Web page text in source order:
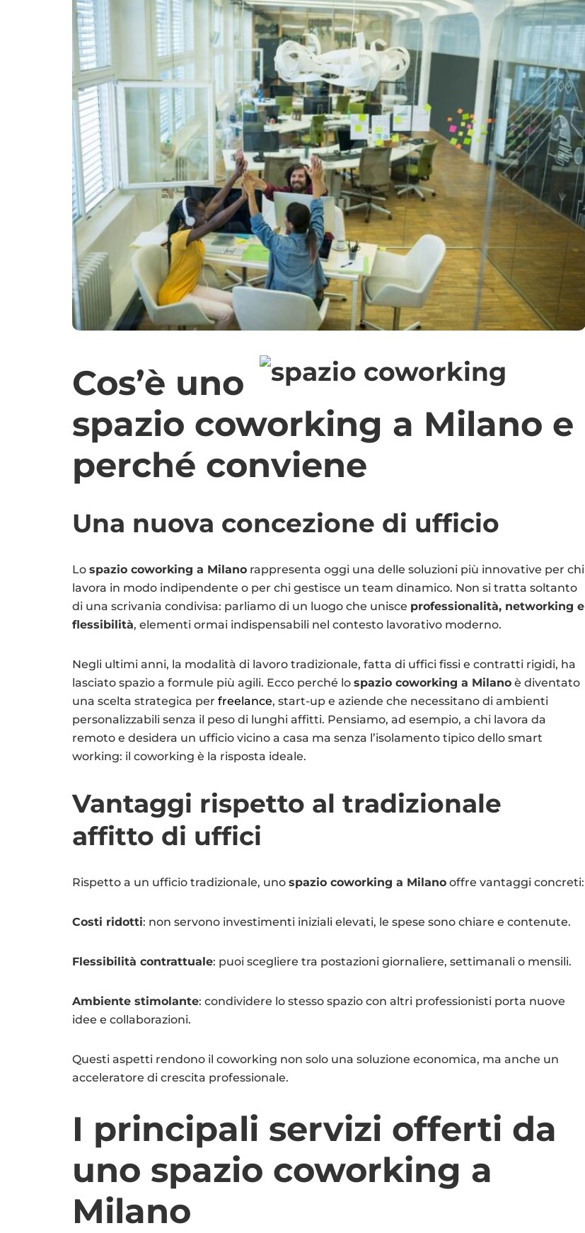
Cos’è uno
spazio coworking a Milano e
perché conviene
Una nuova concezione di ufficio
Lo spazio coworking a Milano rappresenta oggi una delle soluzioni più innovative per chi
lavora in modo indipendente o per chi gestisce un team dinamico. Non si tratta soltanto
di una scrivania condivisa: parliamo di un luogo che unisce professionalità, networking e
flessibilità, elementi ormai indispensabili nel contesto lavorativo moderno.
Negli ultimi anni, la modalità di lavoro tradizionale, fatta di uffici fissi e contratti rigidi, ha
lasciato spazio a formule più agili. Ecco perché lo spazio coworking a Milano è diventato
una scelta strategica per freelance, start-up e aziende che necessitano di ambienti
personalizzabili senza il peso di lunghi affitti. Pensiamo, ad esempio, a chi lavora da
remoto e desidera un ufficio vicino a casa ma senza l’isolamento tipico dello smart
working: il coworking è la risposta ideale.
Vantaggi rispetto al tradizionale
affitto di uffici
Rispetto a un ufficio tradizionale, uno spazio coworking a Milano offre vantaggi concreti:
Costi ridotti: non servono investimenti iniziali elevati, le spese sono chiare e contenute.
Flessibilità contrattuale: puoi scegliere tra postazioni giornaliere, settimanali o mensili.
Ambiente stimolante: condividere lo stesso spazio con altri professionisti porta nuove
idee e collaborazioni.
Questi aspetti rendono il coworking non solo una soluzione economica, ma anche un
acceleratore di crescita professionale.
I principali servizi offerti da
uno spazio coworking a
Milano